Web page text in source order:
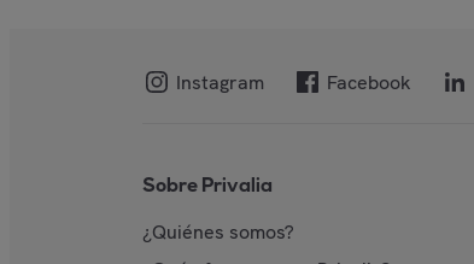
Instagram Facebook
Sobre Privalia
¿Quiénes somos?